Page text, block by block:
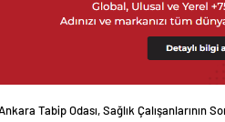
Tabip Odası, Sağlık Çalışanlarının